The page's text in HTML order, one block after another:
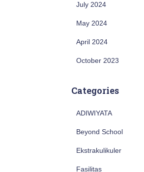
July 2024
May 2024
April 2024
October 2023
Categories
ADIWIYATA
Beyond School
Ekstrakulikuler
Fasilitas